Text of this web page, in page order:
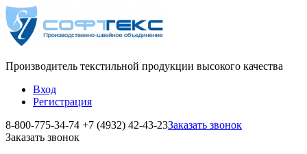
Производитель текстильной продукции высокого качества
Вход
Регистрация
8-800-775-34-74 +7 (4932) 42-43-23Заказать звонок
Заказать звонок